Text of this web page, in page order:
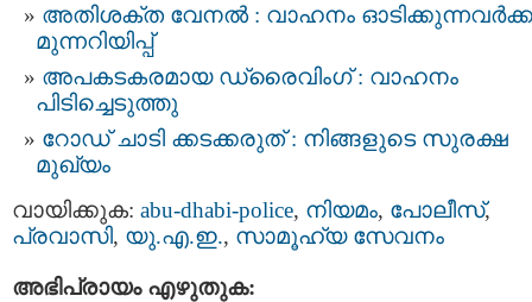
അതിശക്ത വേനൽ : വാഹനം
മുന്നറിയിപ്പ്
അപകടകരമായ ഡ്രൈവിംഗ് : വാഹനം
പിടിച്ചെടുത്തു
റോഡ് ചാടി ക്കടക്കരുത് : നിങ്ങളുടെ സുരക്ഷ
മുഖ്യം
വായിക്കുക: abu-dhabi-police, നിയമം, പോലീസ്,
പ്രവാസി, യു.എ.ഇ., സാമൂഹ്യ സേവനം
അഭിപ്രായം എഴുതുക: